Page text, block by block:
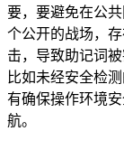
要，要避免在公
个公开的战场，
击，导致助记词
比如未经安全检
有确保操作环境
航。